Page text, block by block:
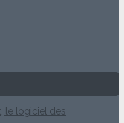
le logiciel des